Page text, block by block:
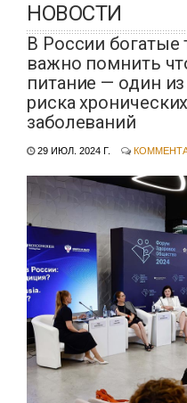
НОВОСТИ
В России богатые
важно помнить
питание — один
риска
заболеваний
29 ИЮЛ. 2024 Г.